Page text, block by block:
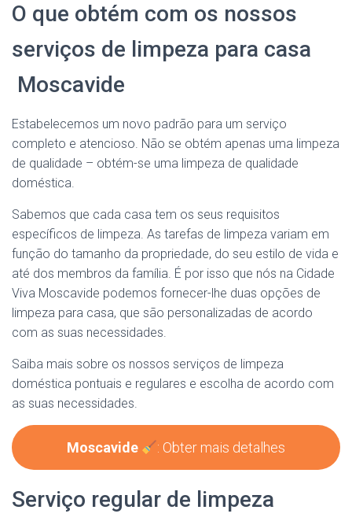
O que obtém com os nossos
serviços de limpeza para casa
Moscavide
Estabelecemos um novo padrão para um serviço
completo e atencioso. Não se obtém apenas uma limpeza
de qualidade – obtém-se uma limpeza de qualidade
doméstica.
Sabemos que cada casa tem os seus requisitos
específicos de limpeza. As tarefas de limpeza variam em
função do tamanho da propriedade, do seu estilo de vida e
até dos membros da família. É por isso que nós na Cidade
Viva Moscavide podemos fornecer-lhe duas opções de
limpeza para casa, que são personalizadas de acordo
com as suas necessidades.
Saiba mais sobre os nossos serviços de limpeza
doméstica pontuais e regulares e escolha de acordo com
as suas necessidades.
Moscavide : Obter mais detalhes
Serviço regular de limpeza